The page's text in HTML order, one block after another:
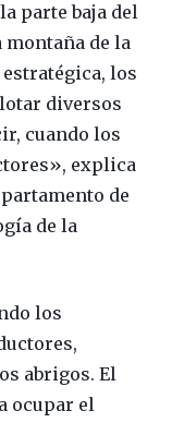
parte baja del
montaña de la
los
diversos
cuando los
explica
de
de la
los
abrigos. El
ocupar el